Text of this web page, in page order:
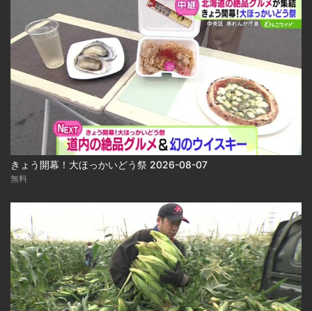
きょう開幕！大ほっかいどう祭 2026-08-07
無料